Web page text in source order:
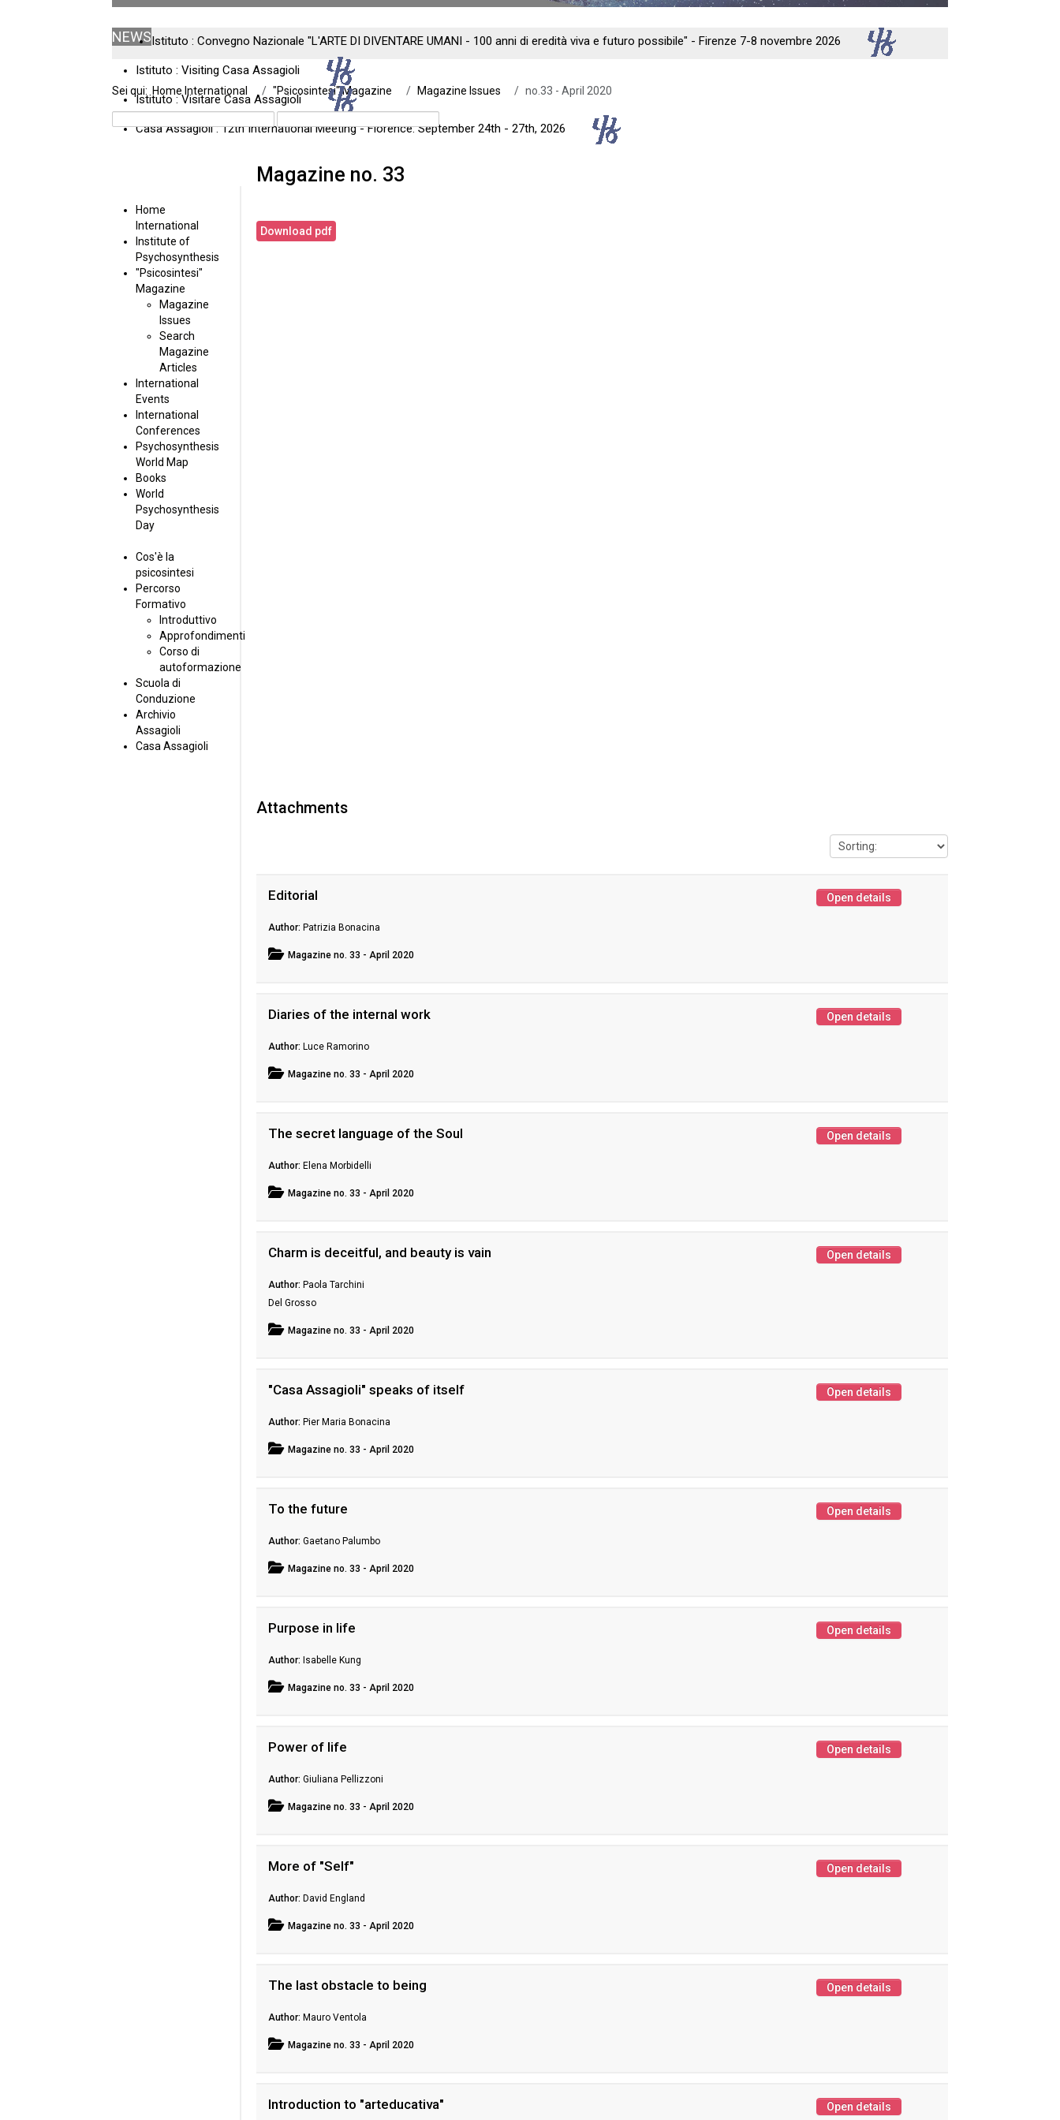
NEWSIstituto : Convegno Nazionale "L'ARTE DI DIVENTARE UMANI - 100 anni di eredità viva e futuro possibile" - Firenze 7-8 novembre 2026
Istituto : Visiting Casa Assagioli
Istituto : Visitare Casa Assagioli
Casa Assagioli : 12th International Meeting - Florence: September 24th - 27th, 2026
Sei qui: Home International "Psicosintesi" Magazine Magazine Issues no.33 - April 2020
Home
International
Institute of
Psychosynthesis
"Psicosintesi"
Magazine
Magazine
Issues
Search
Magazine
Articles
International
Events
International
Conferences
Psychosynthesis
World Map
Books
World
Psychosynthesis
Day
Cos'è la
psicosintesi
Percorso
Formativo
Introduttivo
Approfondimenti
Corso di
autoformazione
Scuola di
Conduzione
Archivio
Assagioli
Casa Assagioli
Magazine no. 33
Download pdf
Attachments
Editorial
Patrizia Bonacina
Magazineno. 33 - April 2020
Open details
Diaries of the internal work
Luce Ramorino
Magazineno. 33 - April 2020
Open details
The secret language of the Soul
Elena Morbidelli
Magazineno. 33 - April 2020
Open details
Charm is deceitful, and beauty is vain
Paola Tarchini
Del Grosso
Magazineno. 33 - April 2020
Open details
"Casa Assagioli" speaks of itself
Pier Maria Bonacina
Magazineno. 33 - April 2020
Open details
To the future
Gaetano Palumbo
Magazineno. 33 - April 2020
Open details
Purpose in life
Isabelle Kung
Magazineno. 33 - April 2020
Open details
Power of life
Giuliana Pellizzoni
Magazineno. 33 - April 2020
Open details
More of "Self"
David England
Magazineno. 33 - April 2020
Open details
The last obstacle to being
Mauro Ventola
Magazineno. 33 - April 2020
Open details
Introduction to "arteducativa" Open details